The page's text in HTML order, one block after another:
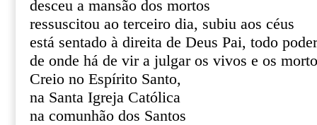
desceu a mansão dos mortos
ressuscitou ao terceiro dia, subiu aos céus
está sentado à direita de Deus Pai, todo
de onde há de vir a julgar os vivos e os
Creio no Espírito Santo,
na Santa Igreja Católica
na comunhão dos Santos